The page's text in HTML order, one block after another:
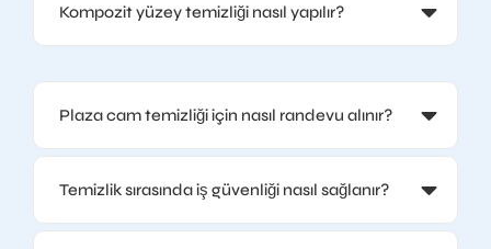
Kompozit yüzey temizliği nasıl yapılır?
Plaza cam temizliği için nasıl randevu alınır?
Temizlik sırasında iş güvenliği nasıl sağlanır?